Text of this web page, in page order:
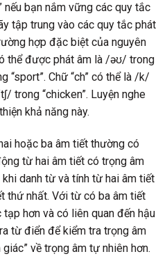
nếu bạn nắm vững các quy tắc
tập trung vào các quy tắc phát
hợp đặc biệt của nguyên
thể được phát âm là /əʊ/ trong
“sport”. Chữ “ch” có thể là /k/
trong “chicken”. Luyện nghe
khả năng này.
hoặc ba âm tiết thường có
từ hai âm tiết có trọng âm
danh từ và tính từ hai âm tiết
thứ nhất. Với từ có ba âm tiết
hơn và có liên quan đến hậu
từ điển để kiểm tra trọng âm
về trọng âm tự nhiên hơn.